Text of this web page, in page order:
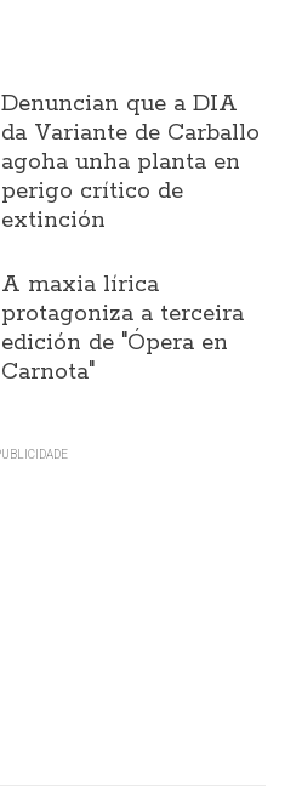
Denuncian que a DIA
da Variante de Carballo
agoha unha planta en
perigo crítico de
extinción
A maxia lírica
protagoniza a terceira
edición de "Ópera en
Carnota"